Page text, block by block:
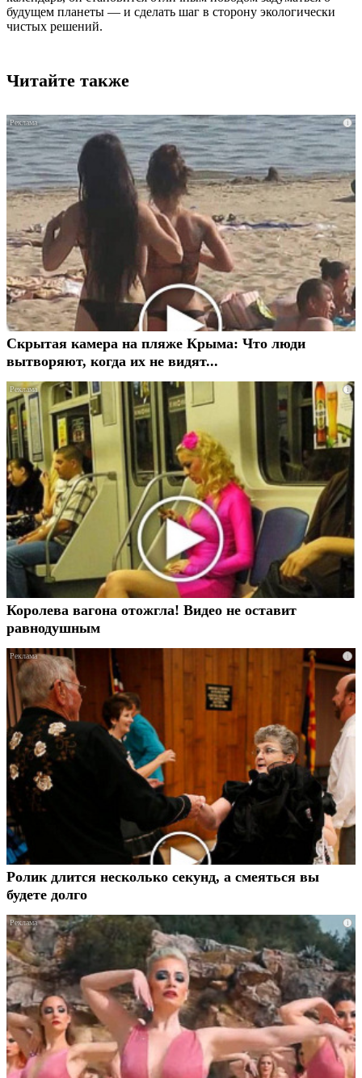
будущем планеты — и сделать шаг в сторону экологически
чистых решений.
Читайте также
i
Скрытая камера на пляже Крыма: Что люди
вытворяют, когда их не видят...
i
Королева вагона отожгла! Видео не оставит
равнодушным
i
Ролик длится несколько секунд, а смеяться вы
будете долго
i